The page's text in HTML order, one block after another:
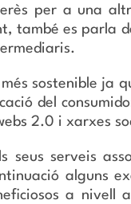
per a una
també es parla
sostenible ja
del
2.0 i xarxes
seus serveis
alguns
a nivell